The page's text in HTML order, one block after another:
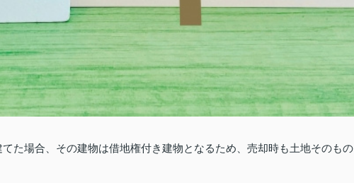
た場合、その建物は借地権付き建物となるため、売却時も土地そのもの